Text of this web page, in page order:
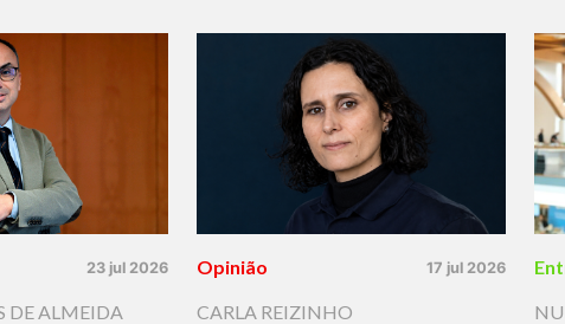
23 jul 2026
DE ALMEIDA
Opinião 17 jul 2026
CARLA REIZINHO